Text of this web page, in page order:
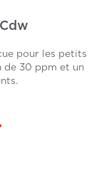
pour les petits
de 30 ppm et un